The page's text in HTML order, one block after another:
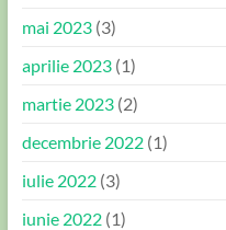
mai 2023(3)
aprilie 2023(1)
martie 2023(2)
decembrie 2022(1)
iulie 2022(3)
iunie 2022(1)